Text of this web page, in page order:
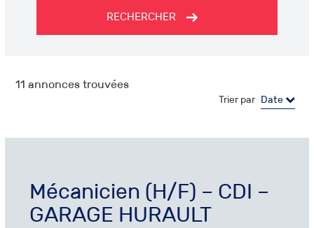
RECHERCHER
11 annonces trouvées
Trier par Date
Mécanicien (H/F) – CDI –
GARAGE HURAULT